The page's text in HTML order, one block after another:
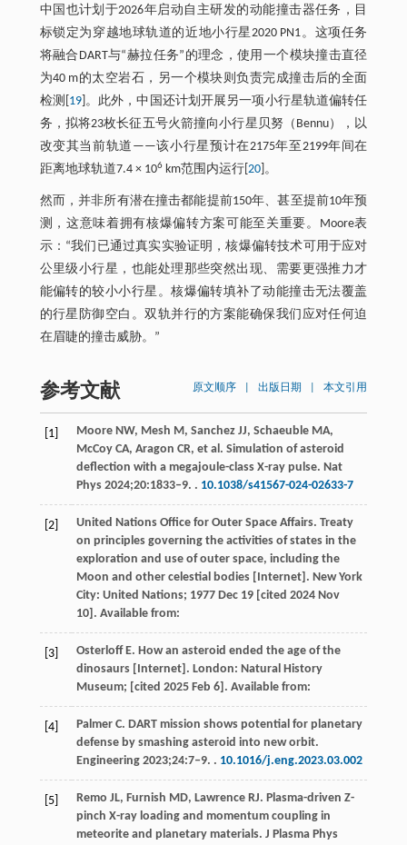
中国也计划于2026年启动自主研发的动能撞击器任务，目
标锁定为穿越地球轨道的近地小行星2020 PN1。这项任务
将融合DART与“赫拉任务”的理念，使用一个模块撞击直径
为40 m的太空岩石，另一个模块则负责完成撞击后的全面
检测[ 19]。此外，中国还计划开展另一项小行星轨道偏转任
务，拟将23枚长征五号火箭撞向小行星贝努（Bennu），以
改变其当前轨道——该小行星预计在2175年至2199年间在
距离地球轨道7.4 × 106km范围内运行[ 20]。
然而，并非所有潜在撞击都能提前150年、甚至提前10年预
测，这意味着拥有核爆偏转方案可能至关重要。Moore表
示：“我们已通过真实实验证明，核爆偏转技术可用于应对
公里级小行星，也能处理那些突然出现、需要更强推力才
能偏转的较小小行星。核爆偏转填补了动能撞击无法覆盖
的行星防御空白。双轨并行的方案能确保我们应对任何迫
在眉睫的撞击威胁。”
参考文献 原文顺序 出版日期 本文引用
[1] Moore NW, Mesh M, Sanchez JJ, Schaeuble MA,
McCoy CA, Aragon CR, et al. Simulation of asteroid
deflection with a megajoule-class X-ray pulse. Nat
Phys 2024;20:1833‒9. . 10.1038/s41567-024-02633-7
[2]
United Nations Office for Outer Space Affairs. Treaty
on principles governing the activities of states in the
exploration and use of outer space, including the
Moon and other celestial bodies [Internet]. New York
City: United Nations; 1977Dec 19 [cited 2024 Nov
10]. Available from:
[3] Osterloff E. How an asteroid ended the age of the
dinosaurs [Internet]. London: Natural History
Museum; [cited 2025 Feb 6]. Available from:
[4] Palmer C. DART mission shows potential for planetary
defense by smashing asteroid into new orbit.
Engineering 2023;24:7‒9. . 10.1016/j.eng.2023.03.002
[5] Remo JL, Furnish MD, Lawrence RJ. Plasma-driven Z-
pinch X-ray loading and momentum coupling in
meteorite and planetary materials. J Plasma Phys